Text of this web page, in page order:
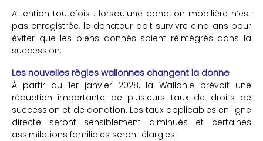
Attention toutefois : lorsqu’une donation mobilière n’est
pas enregistrée, le donateur doit survivre cinq ans pour
éviter que les biens donnés soient réintégrés dans la
succession.
Les nouvelles règles wallonnes changent la donne
À partir du 1er janvier 2028, la Wallonie prévoit une
réduction importante de plusieurs taux de droits de
succession et de donation. Les taux applicables en ligne
directe seront sensiblement diminués et certaines
assimilations familiales seront élargies.